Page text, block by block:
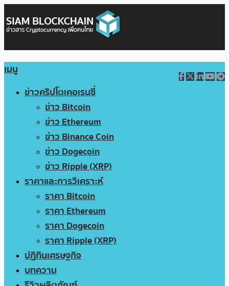
เมนู
ข่าวคริปโตเคอเรนซี่
ข่าว Bitcoin
ข่าว Ethereum
ข่าว Binance Coin
ข่าว Dogecoin
ข่าว Ripple (XRP)
ราคาและการวิเคราะห์
ราคา Bitcoin
ราคา Ethereum
ราคา Dogecoin
ราคา Ripple (XRP)
ปฏิทินเศรษฐกิจ
บทความ